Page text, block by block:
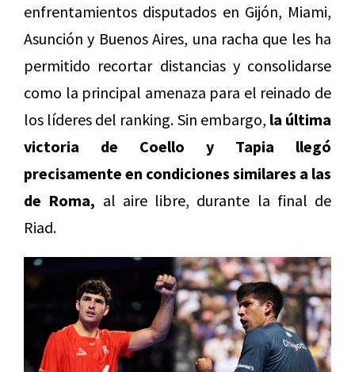
enfrentamientos disputados en Gijón, Miami,
Asunción y Buenos Aires, una racha que les ha
permitido recortar distancias y consolidarse
como la principal amenaza para el reinado de
los líderes del ranking. Sin embargo, la última
victoria de Coello y Tapia llegó
precisamente en condiciones similares a las
de Roma, al aire libre, durante la final de
Riad.